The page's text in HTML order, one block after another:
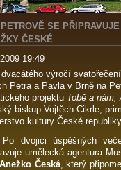
SE
ČESKÉ
19:49
výročí
Petra a Pavla v Brně na
projektu Tobě a nám,
biskup Vojtěch Cikrle,
kultury České
Po dvojici úspěšných
umělecká agentura
Česká, který